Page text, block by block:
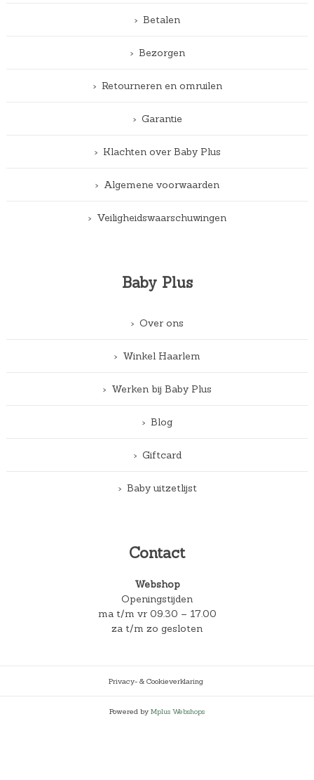
Betalen
Bezorgen
Retourneren en omruilen
Garantie
Klachten over Baby Plus
Algemene voorwaarden
Veiligheidswaarschuwingen
Baby Plus
Over ons
Winkel Haarlem
Werken bij Baby Plus
Blog
Giftcard
Baby uitzetlijst
Contact
Webshop
Openingstijden
ma t/m vr 09.30 – 17.00
za t/m zo gesloten
Privacy- & Cookieverklaring
Powered by Mplus Webshops